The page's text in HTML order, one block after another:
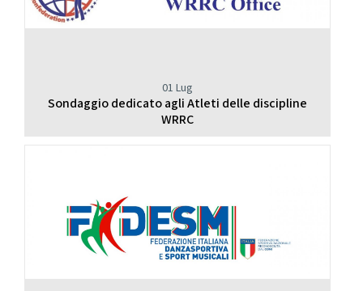
01 Lug
Sondaggio dedicato agli Atleti delle discipline
WRRC